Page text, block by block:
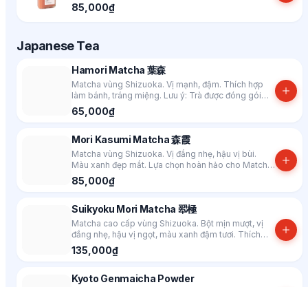
85,000₫
Japanese Tea
Hamori Matcha 葉森
Matcha vùng Shizuoka. Vị mạnh, đậm. Thích hợp
làm bánh, tráng miệng. Lưu ý: Trà được đóng gói
trong hộp theo màu ngẫu nhiên
65,000₫
Mori Kasumi Matcha 森霞
Matcha vùng Shizuoka. Vị đắng nhẹ, hậu vị bùi.
Màu xanh đẹp mắt. Lựa chọn hoàn hảo cho Matcha
Latte. Lưu ý: Trà được đóng gói trong hộp theo màu
ngẫu nhiên
85,000₫
Suikyoku Mori Matcha 翆極
Matcha cao cấp vùng Shizuoka. Bột mịn mượt, vị
đắng nhẹ, hậu vị ngọt, màu xanh đậm tươi. Thích
hợp làm Koicha, Usucha, Matcha Latte. Lưu ý: Trà
được đóng gói trong hộp theo màu ngẫu nhiên
135,000₫
Kyoto Genmaicha Powder